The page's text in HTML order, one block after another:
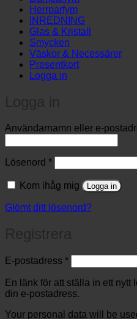
Herrparfym
INREDNING
Glas & Kristall
Smycken
Väskor & Necessärer
Presentkort
Logga in
Användarnamn eller e-
Lösenord *Obligatoriskt
Kom ihåg mig Logga in
Glömt ditt lösenord?
E-postadress *Obligatoriskt
En länk för att ställa in ett nytt
din e-postadress.
Your personal data will be